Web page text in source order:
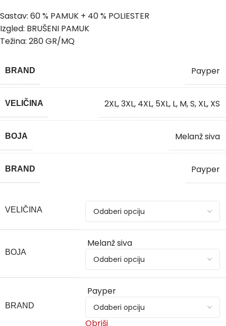
Sastav: 60 % PAMUK + 40 % POLIESTER
Izgled: BRUŠENI PAMUK
Težina: 280 GR/MQ
BRAND Payper
VELIČINA 2XL,3XL, 4XL, 5XL, L, M,S, XL, XS
BOJA Melanž siva
BRAND Payper
VELIČINA
BOJA
Melanž siva
BRAND
Payper
Obriši